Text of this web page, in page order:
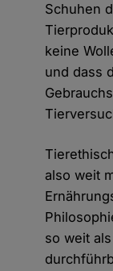
Schuhen
keine
und dass
also weit
so weit